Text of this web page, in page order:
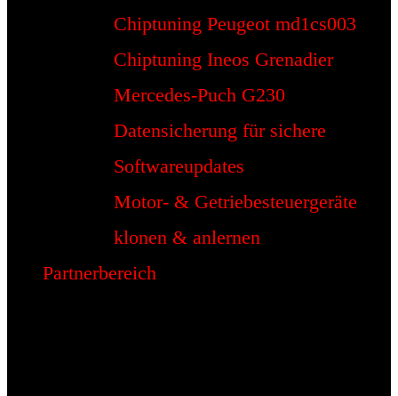
Chiptuning Peugeot md1cs003
Chiptuning Ineos Grenadier
Mercedes-Puch G230
Datensicherung für sichere
Softwareupdates
Motor- & Getriebesteuergeräte
klonen & anlernen
Partnerbereich